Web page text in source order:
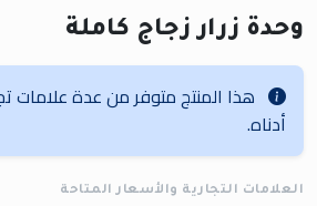
وحدة زرار زجاج كاملة
هذا المنتج متوفر من عدة علامات
أدناه.
العلامات التجارية والأسعار المتاحة